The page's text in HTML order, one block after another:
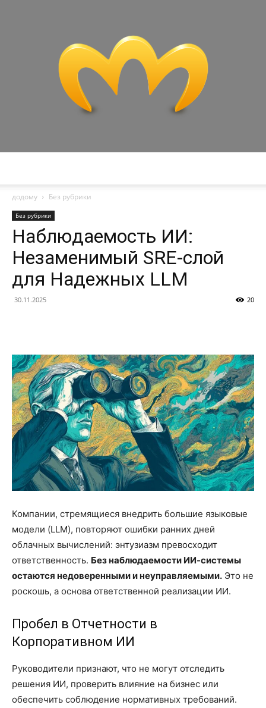
додому
Без рубрики
Без рубрики
Наблюдаемость ИИ:
Незаменимый SRE-слой
для Надежных LLM
30.11.2025 20
Компании, стремящиеся внедрить большие языковые
модели (LLM), повторяют ошибки ранних дней
облачных вычислений: энтузиазм превосходит
ответственность. Без наблюдаемости ИИ-системы
остаются недоверенными и неуправляемыми. Это не
роскошь, а основа ответственной реализации ИИ.
Пробел в Отчетности в
Корпоративном ИИ
Руководители признают, что не могут отследить
решения ИИ, проверить влияние на бизнес или
обеспечить соблюдение нормативных требований.